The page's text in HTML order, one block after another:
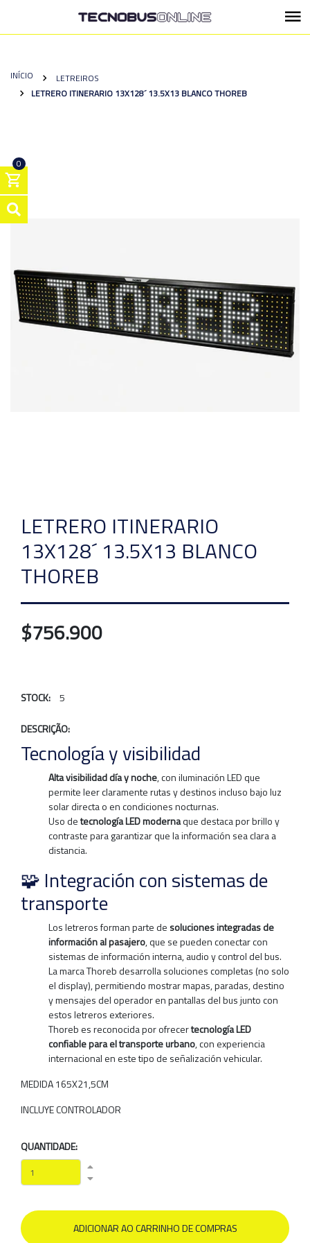
0
INÍCIO
LETREIROS
LETRERO ITINERARIO 13X128´ 13.5X13 BLANCO THOREB
LETRERO ITINERARIO
13X128´ 13.5X13 BLANCO
THOREB
$756.900
STOCK: 5
DESCRIÇÃO:
Tecnología y visibilidad
Alta visibilidad día y noche, con iluminación LED que
permite leer claramente rutas y destinos incluso bajo luz
solar directa o en condiciones nocturnas.
Uso detecnología LED modernaque destaca por brillo y
contraste para garantizar que la información sea clara a
distancia.
🧩 Integración con sistemas de
transporte
Los letreros forman parte de soluciones integradas de
información al pasajero, que se pueden conectar con
sistemas de información interna, audio y control del bus.
La marca Thoreb desarrolla soluciones completas (no solo
el display), permitiendo mostrar mapas, paradas, destino
y mensajes del operador en pantallas del bus junto con
estos letreros exteriores.
Thoreb es reconocida por ofrecertecnología LED
confiable para el transporte urbano, con experiencia
internacional en este tipo de señalización vehicular.
MEDIDA 165X21,5CM
INCLUYE CONTROLADOR
QUANTIDADE: